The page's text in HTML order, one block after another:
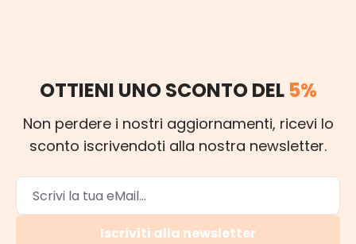
OTTIENI UNO SCONTO DEL 5%
Non perdere i nostri aggiornamenti, ricevi lo
sconto iscrivendoti alla nostra newsletter.
Iscriviti alla newsletter